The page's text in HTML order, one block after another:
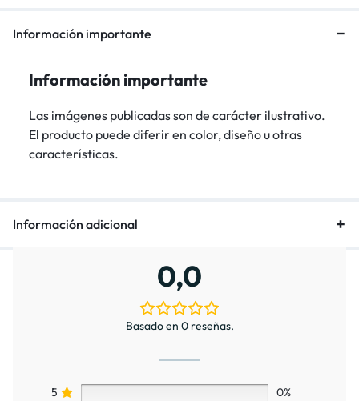
Información importante
Información importante
Las imágenes publicadas son de carácter ilustrativo.
El producto puede diferir en color, diseño u otras
características.
Información adicional
0,0
Basado en 0 reseñas.
5
0%